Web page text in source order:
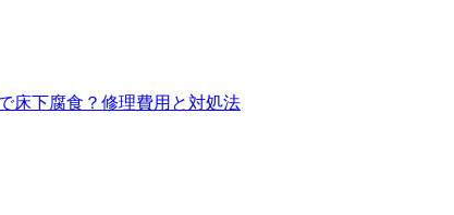
床下腐食？修理費用と対処法